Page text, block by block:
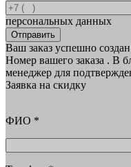
персональных данных
Отправить
Ваш заказ успешно
Номер вашего заказа . В
менеджер для
Заявка на скидку
ФИО *